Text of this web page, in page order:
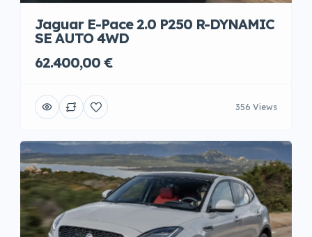
Jaguar E-Pace 2.0 P250 R-DYNAMIC
SE AUTO 4WD
62.400,00 €
356 Views